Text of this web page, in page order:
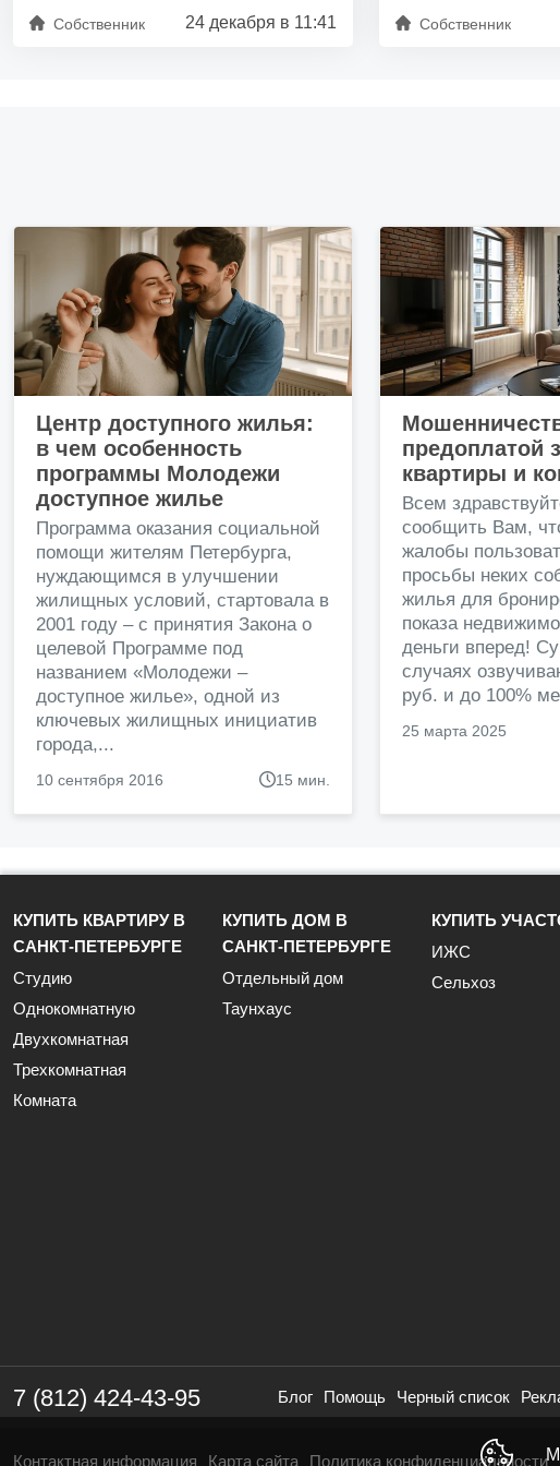
Собственник 24 декабря в 11:41 Собственник
Центр доступного жилья:
в чем особенность
программы Молодежи
доступное жилье
Программа оказания социальной
помощи жителям Петербурга,
нуждающимся в улучшении
жилищных условий, стартовала в
2001 году – с принятия Закона о
целевой Программе под
названием «Молодежи –
доступное жилье», одной из
ключевых жилищных инициатив
города,...
10 сентября 2016 15 мин.
предоплатой
квартиры и
Всем
сообщить Вам,
жалобы
просьбы неких
жилья для
показа
деньги вперед!
случаях
руб. и до 100%
25 марта 2025
КУПИТЬ КВАРТИРУ В
САНКТ-ПЕТЕРБУРГЕ
Студию
Однокомнатную
Двухкомнатная
Трехкомнатная
Комната
КУПИТЬ ДОМ В
САНКТ-ПЕТЕРБУРГЕ
Отдельный дом
Таунхаус
КУПИТЬ
ИЖС
Сельхоз
7 (812) 424-43-95 Блог Помощь Черный список
Контактная информация Карта сайта Политика конфиденциальности